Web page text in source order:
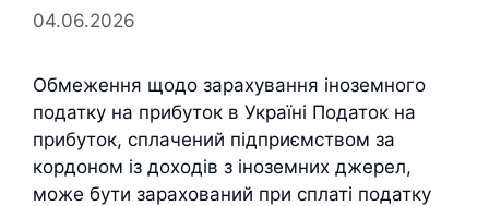
04.06.2026
Обмеження щодо зарахування іноземного
податку на прибуток в Україні Податок на
прибуток, сплачений підприємством за
кордоном із доходів з іноземних джерел,
може бути зарахований при сплаті податку